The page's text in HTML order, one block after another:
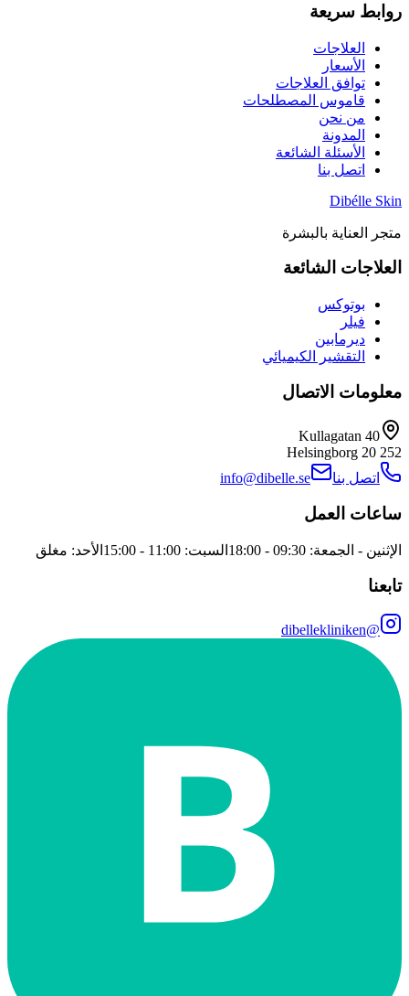
روابط سريعة
العلاجات
الأسعار
توافق العلاجات
قاموس المصطلحات
من نحن
المدونة
الأسئلة الشائعة
اتصل بنا
Dibélle Skin
متجر العناية بالبشرة
العلاجات الشائعة
بوتوكس
فيلر
ديرمابين
التقشير الكيميائي
معلومات الاتصال
Kullagatan 40
252 20
Helsingborg
اتصل بنا
info@dibelle.se
ساعات العمل
الإثنين - الجمعة: 09:30 - 18:00 السبت: 11:00 - 15:00 الأحد: مغلق
تابعنا
@dibellekliniken
B